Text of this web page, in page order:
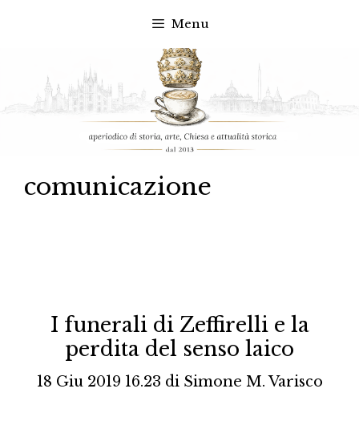
contenuto
Menu
comunicazione
I funerali di Zeffirelli e la
perdita del senso laico
18 Giu 2019 16.23 di Simone M. Varisco